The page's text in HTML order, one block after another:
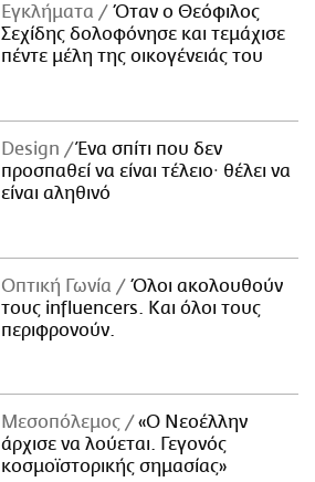
Εγκλήματα
Όταν ο Θεόφιλος
Σεχίδης δολοφόνησε και τεμάχισε
πέντε μέλη της οικογένειάς του
Design
Ένα σπίτι που δεν
προσπαθεί να είναι τέλειο· θέλει να
είναι αληθινό
Οπτική Γωνία
Όλοι ακολουθούν
τους influencers. Και όλοι τους
περιφρονούν.
Μεσοπόλεμος
«Ο Νεοέλλην
άρχισε να λούεται. Γεγονός
κοσμοϊστορικής σημασίας»